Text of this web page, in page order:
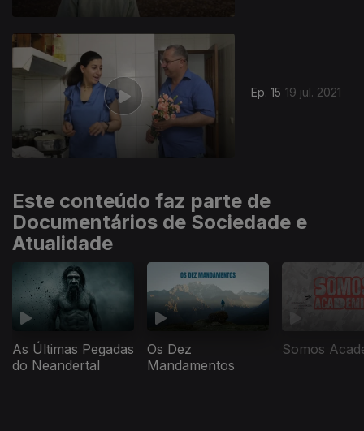
Ep. 15 19 jul. 2021
558911
Este conteúdo faz parte de
Documentários de Sociedade e
Atualidade
As Últimas Pegadas
do Neandertal
Os Dez
Mandamentos
Somos